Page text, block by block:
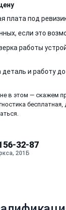
плата под
если это
работы
деталь и работу
в этом — скажем
32-87
201Б